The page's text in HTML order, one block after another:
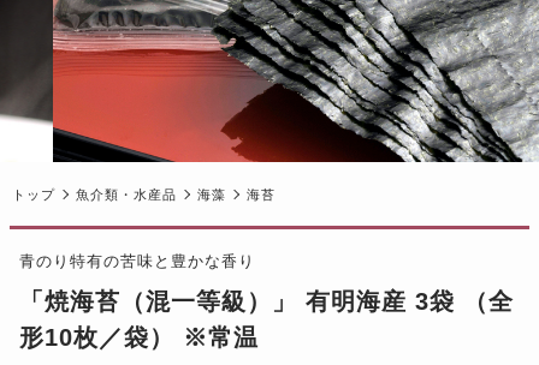
トップ 魚介類・水産品 海藻 海苔
青のり特有の苦味と豊かな香り
「焼海苔（混一等級）」 有明海産 3袋 （全
形10枚／袋） ※常温